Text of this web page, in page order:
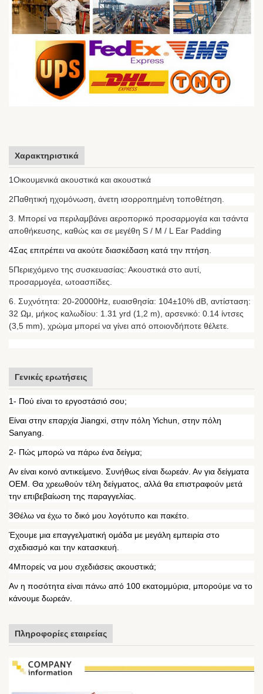
Χαρακτηριστικά
1Οικουμενικά ακουστικά και ακουστικά
2Παθητική ηχομόνωση, άνετη ισορροπημένη τοποθέτηση.
3. Μπορεί να περιλαμβάνει αεροπορικό προσαρμογέα και τσάντα
αποθήκευσης, καθώς και σε μεγέθη S / M / L Ear Padding
4Σας επιτρέπει να ακούτε διασκέδαση κατά την πτήση.
5Περιεχόμενο της συσκευασίας: Ακουστικά στο αυτί,
προσαρμογέα, ωτοασπίδες.
6. Συχνότητα: 20-20000Hz, ευαισθησία: 104±10% dB, αντίσταση:
32 Ωμ, μήκος καλωδίου: 1.31 yrd (1,2 m), αρσενικό: 0.14 ίντσες
(3,5 mm), χρώμα μπορεί να γίνει από οποιονδήποτε θέλετε.
Γενικές ερωτήσεις
1- Πού είναι το εργοστάσιό σου;
Είναι στην επαρχία Jiangxi, στην πόλη Yichun, στην πόλη
Sanyang.
2- Πώς μπορώ να πάρω ένα δείγμα;
Αν είναι κοινό αντικείμενο. Συνήθως είναι δωρεάν. Αν για δείγματα
OEM. Θα χρεωθούν τέλη δείγματος, αλλά θα επιστραφούν μετά
την επιβεβαίωση της παραγγελίας.
3Θέλω να έχω το δικό μου λογότυπο και πακέτο.
Έχουμε μια επαγγελματική ομάδα με μεγάλη εμπειρία στο
σχεδιασμό και την κατασκευή.
4Μπορείς να μου σχεδιάσεις ακουστικά;
Αν η ποσότητα είναι πάνω από 100 εκατομμύρια, μπορούμε να το
κάνουμε δωρεάν.
Πληροφορίες εταιρείας